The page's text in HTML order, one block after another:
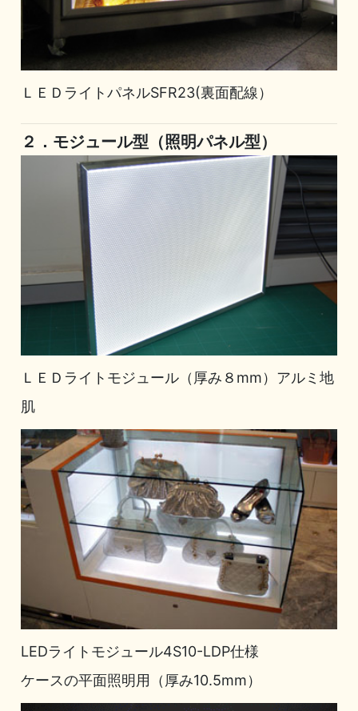
ＬＥＤライトパネルSFR23(裏面配線）
２．モジュール型（照明パネル型）
ＬＥＤライトモジュール（厚み８mm）アルミ地
肌
LEDライトモジュール4S10-LDP仕様
ケースの平面照明用（厚み10.5mm）